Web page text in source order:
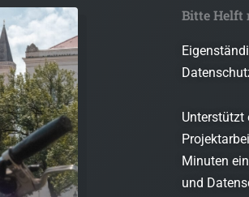
Bitte Helft
Unterstützt
Minuten
und